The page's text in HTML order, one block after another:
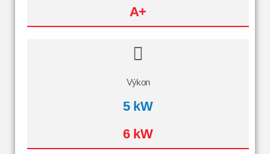
A+
Výkon
5 kW
6 kW